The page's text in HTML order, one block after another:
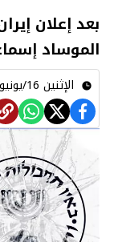
بعد إعلان
الموساد
الإثنين 16/يونيو/2025 - 09:28 ص